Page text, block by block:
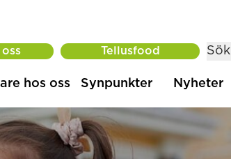
Tellusfood Sök
hos oss Synpunkter Nyheter